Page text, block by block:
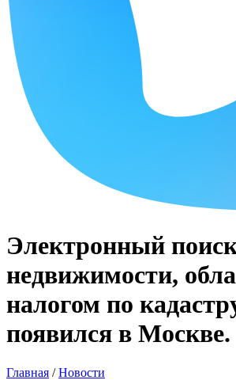
Электронный
недвижимости,
налогом по
появился в Москве.
Главная /Новости